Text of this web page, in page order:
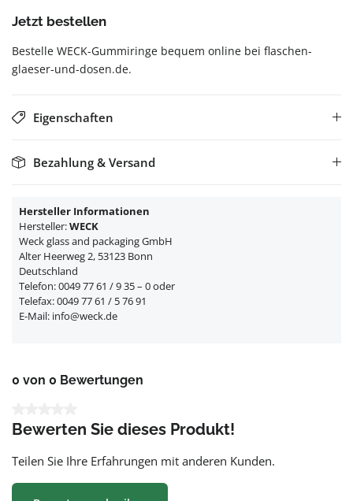
Jetzt bestellen
Bestelle WECK-Gummiringe bequem online bei flaschen-
glaeser-und-dosen.de.
Eigenschaften
Bezahlung & Versand
Hersteller Informationen
Hersteller:WECK
Weck glass and packaging GmbH
Alter Heerweg 2, 53123 Bonn
Deutschland
Telefon: 0049 77 61 / 9 35 – 0 oder
Telefax: 0049 77 61 / 5 76 91
E-Mail: info@weck.de
0 von 0 Bewertungen
Bewerten Sie dieses Produkt!
Teilen Sie Ihre Erfahrungen mit anderen Kunden.